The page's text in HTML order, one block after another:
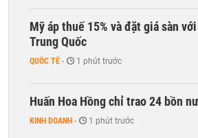
Mỹ áp thuế 15% và đặt giá sàn
Trung Quốc
QUỐC TẾ - 1 phút trước
Huấn Hoa Hồng chỉ trao 24 bồn
KINH DOANH - 1 phút trước